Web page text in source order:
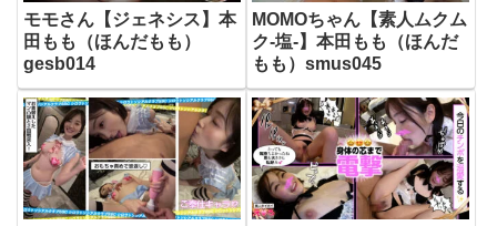
モモさん【ジェネシス】本
田もも（ほんだもも）
gesb014
MOMOちゃん【素人ムクム
ク-塩-】本田もも（ほんだ
もも）smus045